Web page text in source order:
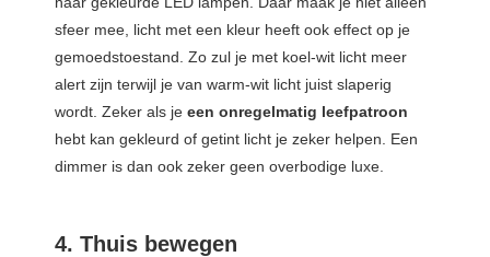
sfeer mee, licht met een kleur heeft ook effect op je
gemoedstoestand. Zo zul je met koel-wit licht meer
alert zijn terwijl je van warm-wit licht juist slaperig
wordt. Zeker als je een onregelmatig leefpatroon
hebt kan gekleurd of getint licht je zeker helpen. Een
dimmer is dan ook zeker geen overbodige luxe.
4. Thuis bewegen